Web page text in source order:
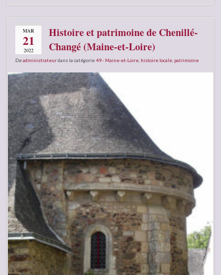
MAR
21
2022
Histoire et patrimoine de Chenillé-
Changé (Maine-et-Loire)
Deadministrateurdans la catégorie49 - Maine-et-Loire histoire locale patrimoine